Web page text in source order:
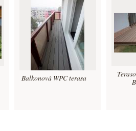
Balkonová WPC terasa